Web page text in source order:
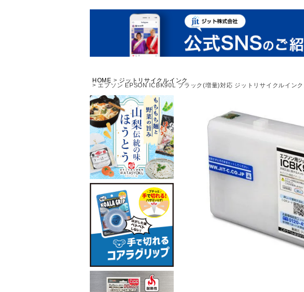
HOME ジットリサイクルインク
エプソン EPSON ICBK90L ブラック(増量)対応 ジットリサイクルイン